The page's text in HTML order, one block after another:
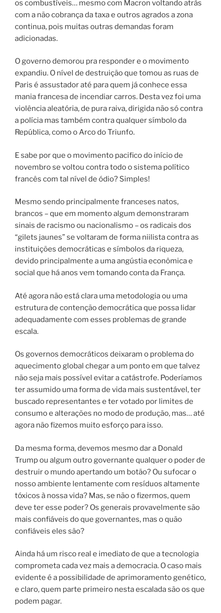
os combustíveis… mesmo com Macron voltando atrás
com a não cobrança da taxa e outros agrados a zona
continua, pois muitas outras demandas foram
adicionadas.
O governo demorou pra responder e o movimento
expandiu. O nível de destruição que tomou as ruas de
Paris é assustador até para quem já conhece essa
mania francesa de incendiar carros. Desta vez foi uma
violência aleatória, de pura raiva, dirigida não só contra
a polícia mas também contra qualquer símbolo da
República, como o Arco do Triunfo.
E sabe por que o movimento pacifico do início de
novembro se voltou contra todo o sistema político
francês com tal nível de ódio? Simples!
Mesmo sendo principalmente franceses natos,
brancos – que em momento algum demonstraram
sinais de racismo ou nacionalismo – os radicais dos
“gilets jaunes” se voltaram de forma niilista contra as
instituições democráticas e símbolos da riqueza,
devido principalmente a uma angústia econômica e
social que há anos vem tomando conta da França.
Até agora não está clara uma metodologia ou uma
estrutura de contenção democrática que possa lidar
adequadamente com esses problemas de grande
escala.
Os governos democráticos deixaram o problema do
aquecimento global chegar a um ponto em que talvez
não seja mais possível evitar a catástrofe. Poderíamos
ter assumido uma forma de vida mais sustentável, ter
buscado representantes e ter votado por limites de
consumo e alterações no modo de produção, mas… até
agora não fizemos muito esforço para isso.
Da mesma forma, devemos mesmo dar a Donald
Trump ou algum outro governante qualquer o poder de
destruir o mundo apertando um botão? Ou sufocar o
nosso ambiente lentamente com resíduos altamente
tóxicos à nossa vida? Mas, se não o fizermos, quem
deve ter esse poder? Os generais provavelmente são
mais confiáveis do que governantes, mas o quão
confiáveis eles são?
Ainda há um risco real e imediato de que a tecnologia
comprometa cada vez mais a democracia. O caso mais
evidente é a possibilidade de aprimoramento genético,
e claro, quem parte primeiro nesta escalada são os que
podem pagar.